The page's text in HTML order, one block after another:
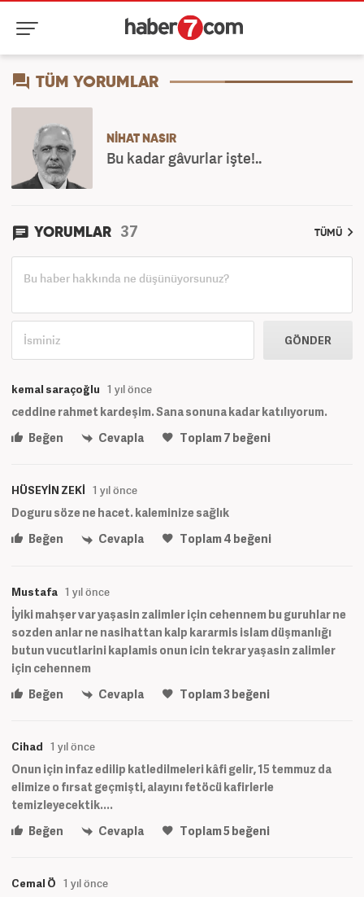
TÜM YORUMLAR
NIHAT NASIR
Bu kadar gâvurlar işte!..
YORUMLAR 37 TÜMÜ
GÖNDER
kemal saraçoğlu 1 yıl önce
ceddine rahmet kardeşim. Sana sonuna kadar katılıyorum.
Beğen
Cevapla Toplam7 beğeni
HÜSEYİN ZEKİ 1 yıl önce
Doguru söze ne hacet. kaleminize sağlık
Beğen
Cevapla Toplam4 beğeni
Mustafa 1 yıl önce
İyiki mahşer var yaşasin zalimler için cehennem bu guruhlar ne
sozden anlar ne nasihattan kalp kararmis islam düşmanlığı
butun vucutlarini kaplamis onun icin tekrar yaşasin zalimler
için cehennem
Beğen
Cevapla Toplam3beğeni
Cihad 1 yıl önce
Onun için infaz edilip katledilmeleri kâfi gelir, 15 temmuz da
elimize o fırsat geçmişti, alayını fetöcü kafirlerle
temizleyecektik....
Beğen
Cevapla Toplam5beğeni
Cemal Ö 1 yıl önce